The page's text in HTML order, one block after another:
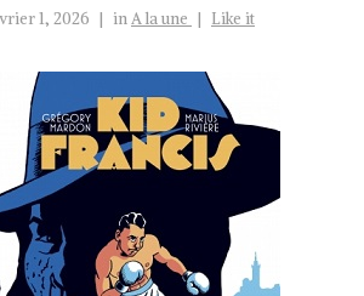
1, 2026 | inA la une | Like it